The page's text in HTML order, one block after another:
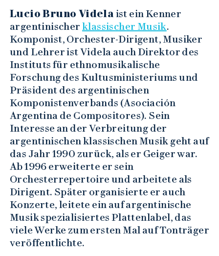
Lucio Bruno Videlaist ein Kenner
argentinischer klassischer Musik.
Komponist, Orchester-Dirigent, Musiker
und Lehrer ist Videla auch Direktor des
Instituts für ethnomusikalische
Forschung des Kultusministeriums und
Präsident des argentinischen
Komponistenverbands (Asociación
Argentina de Compositores). Sein
Interesse an der Verbreitung der
argentinischen klassischen Musik geht auf
das Jahr 1990 zurück, als er Geiger war.
Ab 1996 erweiterte er sein
Orchesterrepertoire und arbeitete als
Dirigent. Später organisierte er auch
Konzerte, leitete ein auf argentinische
Musik spezialisiertes Plattenlabel, das
viele Werke zum ersten Mal auf Tonträger
veröffentlichte.